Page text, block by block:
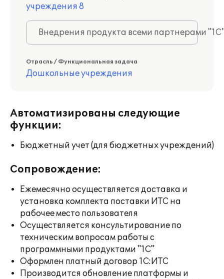
учреждения 8
Внедрения продукта всеми партнерами
Отрасль / Функциональная задача
Дошкольные учреждения
Автоматизированы следующие
функции:
Бюджетный учет (для бюджетных учреждений)
Сопровождение:
Ежемесячно осуществляется доставка и
установка комплекта поставки ИТС на
рабочее место пользователя
Осуществляется консультирование по
техническим вопросам работы с
программными продуктами "1С"
Оформлен платный договор 1С:ИТС
Производится обновление платформы и